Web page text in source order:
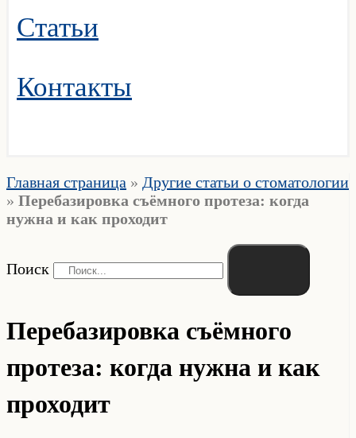
Статьи
Контакты
Главная страница » Другие статьи о стоматологии
» Перебазировка съёмного протеза: когда
нужна и как проходит
Поиск
Перебазировка съёмного
протеза: когда нужна и как
проходит